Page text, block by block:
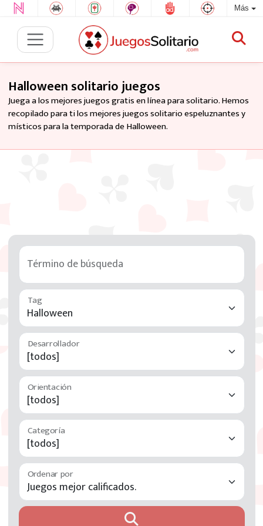
Más
Halloween solitario juegos
Juega a los mejores juegos gratis en línea para solitario. Hemos
recopilado para ti los mejores juegos solitario espeluznantes y
místicos para la temporada de Halloween.
Término de búsqueda
Tag
Desarrollador
Orientación
Categoría
Ordenar por